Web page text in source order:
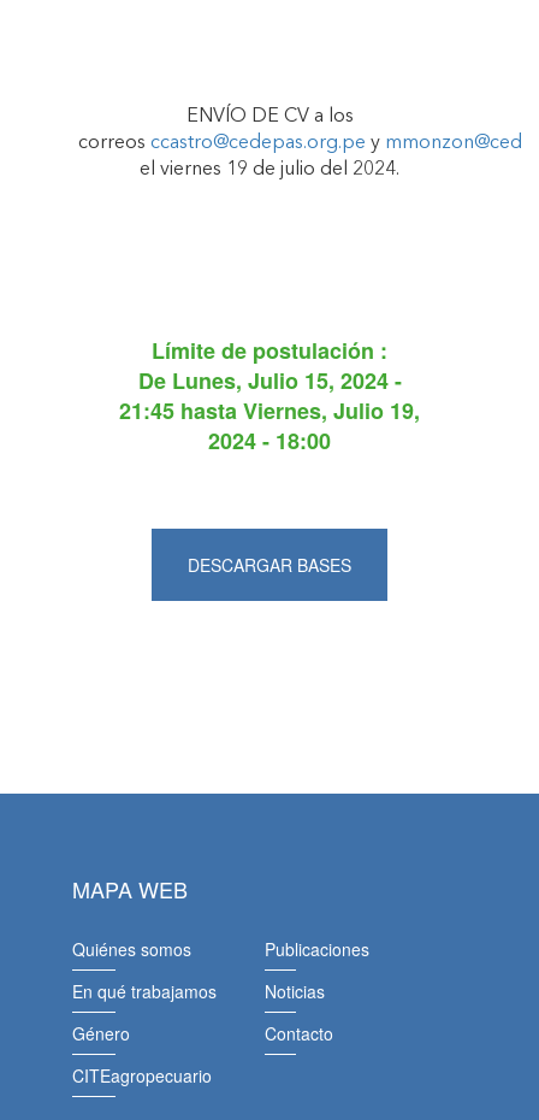
ENVÍO DE CV a los
correos ccastro@cedepas.org.pe y
el viernes 19 de julio del 2024.
Límite de postulación :
De Lunes, Julio 15, 2024 -
21:45 hastaViernes, Julio 19,
2024 - 18:00
DESCARGAR BASES
MAPA WEB
Quiénes somos
En qué trabajamos
Género
CITEagropecuario
Publicaciones
Noticias
Contacto